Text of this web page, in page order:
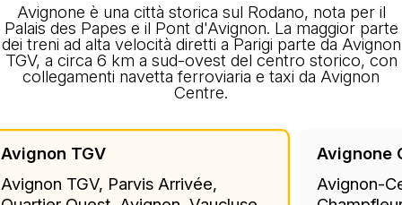
Avignone è una città storica sul Rodano, nota per il
Palais des Papes e il Pont d'Avignon. La maggior parte
dei treni ad alta velocità diretti a Parigi parte da Avignon
TGV, a circa 6 km a sud-ovest del centro storico, con
collegamenti navetta ferroviaria e taxi da Avignon
Centre.
Avignon TGV
Avignon TGV, Parvis Arrivée,
Avignone
Avignon-